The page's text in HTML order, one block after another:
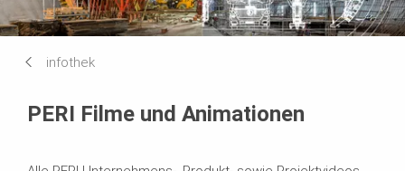
infothek
PERI Filme und Animationen